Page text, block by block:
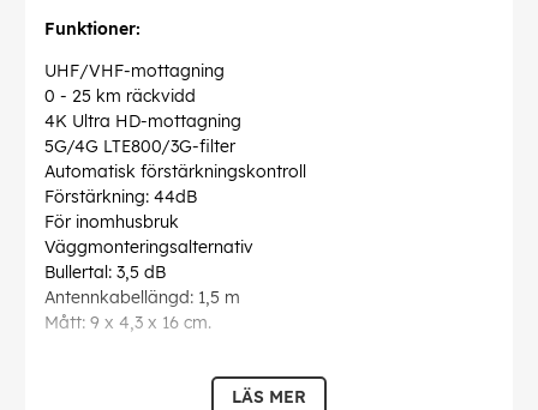
Funktioner:
UHF/VHF-mottagning
0 - 25 km räckvidd
4K Ultra HD-mottagning
5G/4G LTE800/3G-filter
Automatisk förstärkningskontroll
Förstärkning: 44dB
För inomhusbruk
Väggmonteringsalternativ
Bullertal: 3,5 dB
Antennkabellängd: 1,5 m
Mått: 9 x 4,3 x 16 cm.
LÄS MER